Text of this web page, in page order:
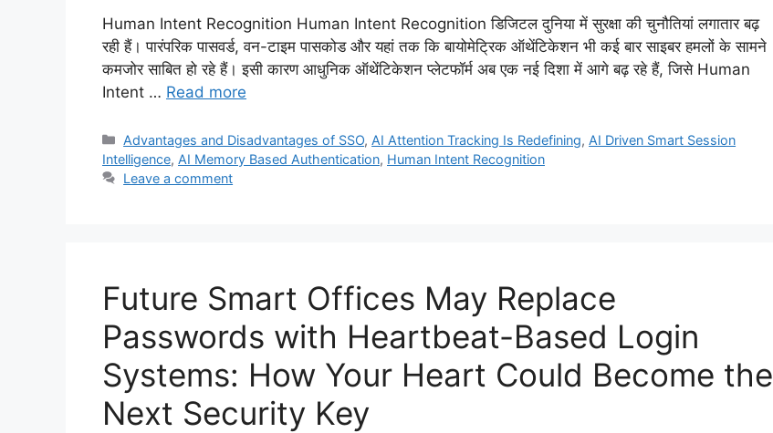
Human Intent Recognition Human Intent Recognition डिजिटल दुनिया में सुरक्षा की चुनौतियां लगातार बढ़
रही हैं। पारंपरिक पासवर्ड, वन-टाइम पासकोड और यहां तक कि बायोमेट्रिक ऑथेंटिकेशन भी कई बार साइबर हमलों के सामने
कमजोर साबित हो रहे हैं। इसी कारण आधुनिक ऑथेंटिकेशन प्लेटफॉर्म अब एक नई दिशा में आगे बढ़ रहे हैं, जिसे Human
Intent … Read more
Categories
Advantages and Disadvantages of SSO, AI Attention Tracking Is Redefining, AI Driven Smart Session
Intelligence, AI Memory Based Authentication, Human Intent Recognition
Leave a comment
Future Smart Offices May Replace
Passwords with Heartbeat-Based Login
Systems: How Your Heart Could Become the
Next Security Key